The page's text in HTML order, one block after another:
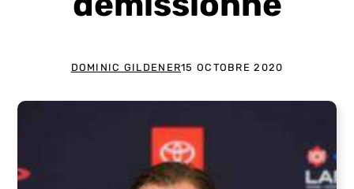
DOMINIC GILDENER15 OCTOBRE 2020